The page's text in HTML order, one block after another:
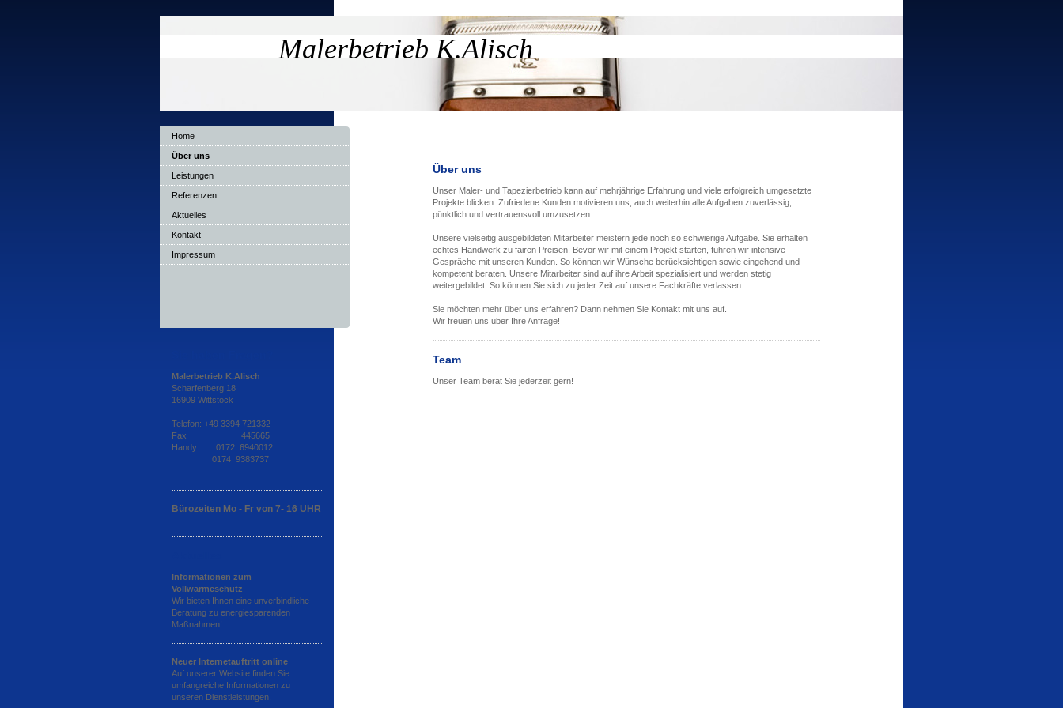
Malerbetrieb K.Alisch
Über uns
Unser Maler- und Tapezierbetrieb kann auf mehrjährige Erfahrung und viele erfolgreich umgesetzte
Projekte blicken. Zufriedene Kunden motivieren uns, auch weiterhin alle Aufgaben zuverlässig,
pünktlich und vertrauensvoll umzusetzen.
Unsere vielseitig ausgebildeten Mitarbeiter meistern jede noch so schwierige Aufgabe. Sie erhalten
echtes Handwerk zu fairen Preisen. Bevor wir mit einem Projekt starten, führen wir intensive
Gespräche mit unseren Kunden. So können wir Wünsche berücksichtigen sowie eingehend und
kompetent beraten. Unsere Mitarbeiter sind auf ihre Arbeit spezialisiert und werden stetig
weitergebildet. So können Sie sich zu jeder Zeit auf unsere Fachkräfte verlassen.
Sie möchten mehr über uns erfahren? Dann nehmen Sie Kontakt mit uns auf.
Wir freuen uns über Ihre Anfrage!
Team
Unser Team berät Sie jederzeit gern!
Home
Über uns
Leistungen
Referenzen
Aktuelles
Kontakt
Impressum
Malerbetrieb K.Alisch
Scharfenberg 18
16909 Wittstock
Telefon: +49 3394 721332
Fax 445665
Handy 0172 6940012
0174 9383737
Bürozeiten Mo - Fr von 7- 16 UHR
Informationen zum
Vollwärmeschutz
Wir bieten Ihnen eine unverbindliche
Beratung zu energiesparenden
Maßnahmen!
Neuer Internetauftritt online
Auf unserer Website finden Sie
umfangreiche Informationen zu
unseren Dienstleistungen.